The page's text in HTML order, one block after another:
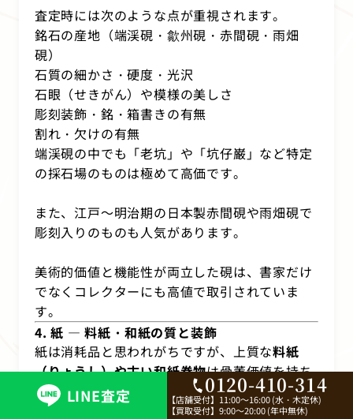
査定時には次のような点が重視されます。
銘石の産地（端渓硯・歙州硯・赤間硯・雨畑
硯）
石質の細かさ・硬度・光沢
石眼（せきがん）や模様の美しさ
彫刻装飾・銘・箱書きの有無
割れ・欠けの有無
端渓硯の中でも「老坑」や「坑仔巌」など特定
の採石場のものは極めて高価です。
また、江戸～明治期の日本製赤間硯や雨畑硯で
彫刻入りのものも人気があります。
美術的価値と機能性が両立した硯は、書家だけ
でなくコレクターにも高値で取引されていま
す。
4. 紙 ― 料紙・和紙の質と装飾
紙は消耗品と思われがちですが、上質な料紙
（りょうし）や古い和紙巻物は骨董価値を持ち
ます。LINE査定 0120-410-314
【店舗受付】 11:00～16:00 (水・木定休)
【買取受付】9:00～20:00 (年中無休)